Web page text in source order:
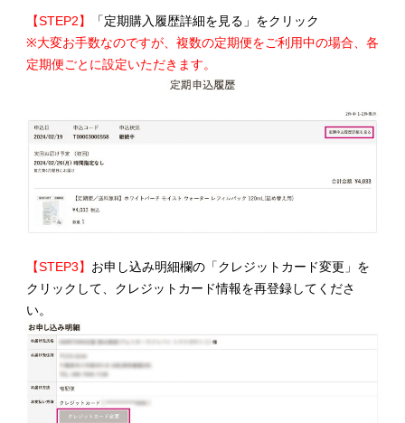
【STEP2】
「定期購入履歴詳細を見る」をクリック
※大変お手数なのですが、複数の定期便をご利用中の場合、各
定期便ごとに設定いただきます。
【STEP3】 お申し込み明細欄の「クレジットカード変更」を
クリックして、クレジットカード情報を再登録してくださ
い。